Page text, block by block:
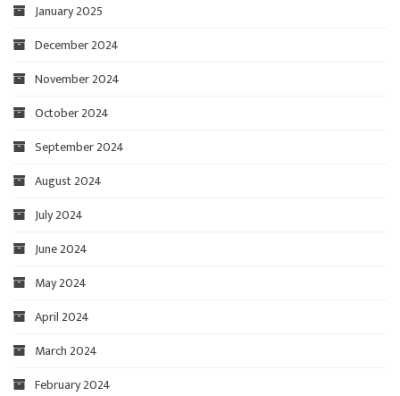
January 2025
December 2024
November 2024
October 2024
September 2024
August 2024
July 2024
June 2024
May 2024
April 2024
March 2024
February 2024